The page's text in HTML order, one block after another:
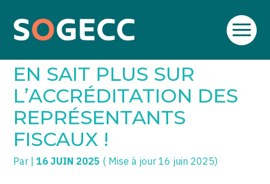
Aller
SOGECC – Coignières
SOGECC – Noisy
SOGECC – République
SOGECC – Turbigo
TPE/PME
COMMERÇANTS
GROUPE
SCI / LMNP
PROFESSIONS LIBÉRALES
HOLDING
Créer et reprendre une activité
Gérer votre quotidien
Piloter votre entreprise
Développer votre entreprise
Construire votre patrimoine
Être prêt pour la facturation
EN SAIT PLUS SUR
L’ACCRÉDITATION DES
REPRÉSENTANTS
FISCAUX !
Par |16 JUIN 2025 ( Mise à jour 16 juin 2025)